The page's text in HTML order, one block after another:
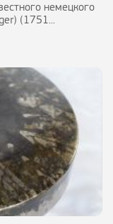
немецкого
(1751...